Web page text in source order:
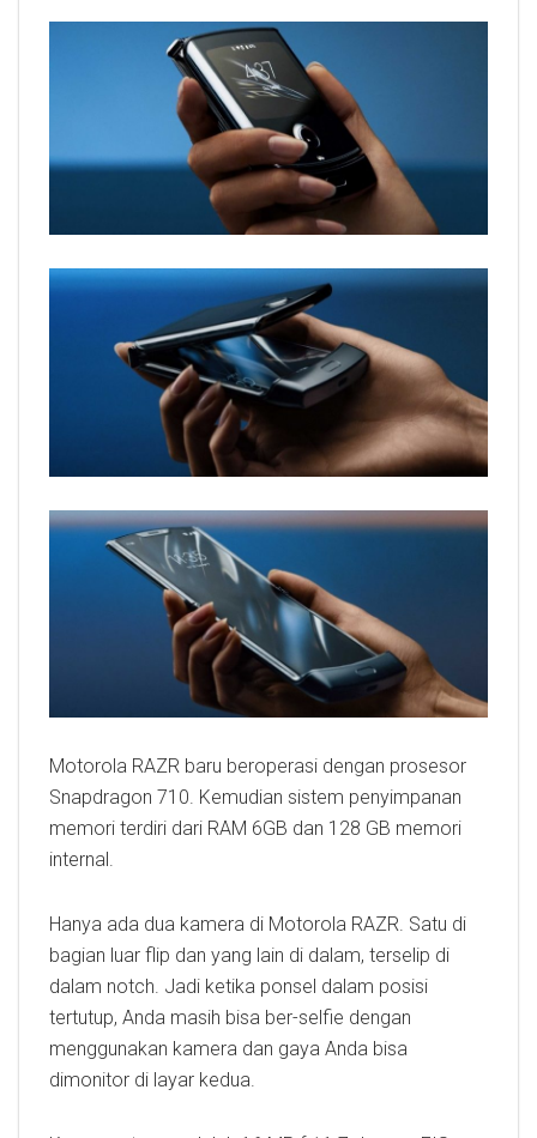
Motorola RAZR baru beroperasi dengan prosesor
Snapdragon 710. Kemudian sistem penyimpanan
memori terdiri dari RAM 6GB dan 128 GB memori
internal.
Hanya ada dua kamera di Motorola RAZR. Satu di
bagian luar flip dan yang lain di dalam, terselip di
dalam notch. Jadi ketika ponsel dalam posisi
tertutup, Anda masih bisa ber-selfie dengan
menggunakan kamera dan gaya Anda bisa
dimonitor di layar kedua.